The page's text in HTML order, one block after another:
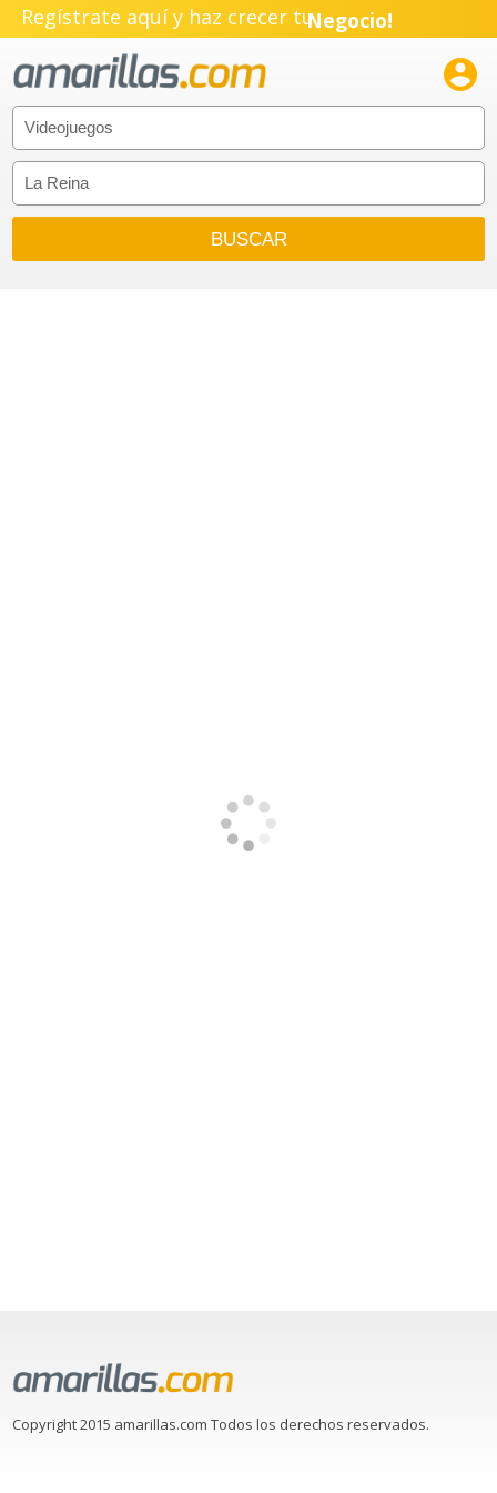
Regístrate aquí y haz crecer tuNegocio!
Emprendimiento!

Copyright 2015 amarillas.com Todos los derechos reservados.